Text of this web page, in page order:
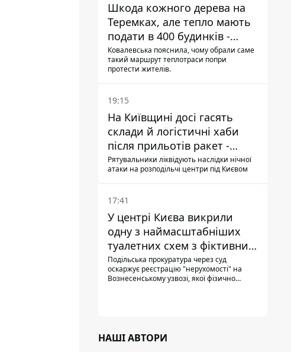
Шкода кожного дерева на
Теремках, але тепло мають
подати в 400 будинків -
депутатка Київради
Ковалевська пояснила, чому обрали саме
такий маршрут теплотраси попри
протести жителів.
19:15
На Київщині досі гасять
склади й логістичні хаби
після прильотів ракет -
ДСНС
Рятувальники ліквідують наслідки нічної
атаки на розподільчі центри під Києвом
17:41
У центрі Києва викрили
одну з наймасштабніших
туалетних схем з фіктивним
будинком
Подільська прокуратура через суд
оскаржує реєстрацію "нерухомості" на
Вознесенському узвозі, якої фізично
НАШІ АВТОРИ